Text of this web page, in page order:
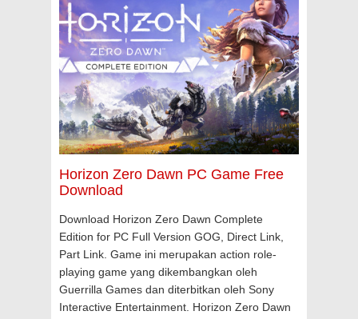
Horizon Zero Dawn PC Game Free
Download
Download Horizon Zero Dawn Complete
Edition for PC Full Version GOG, Direct Link,
Part Link. Game ini merupakan action role-
playing game yang dikembangkan oleh
Guerrilla Games dan diterbitkan oleh Sony
Interactive Entertainment. Horizon Zero Dawn